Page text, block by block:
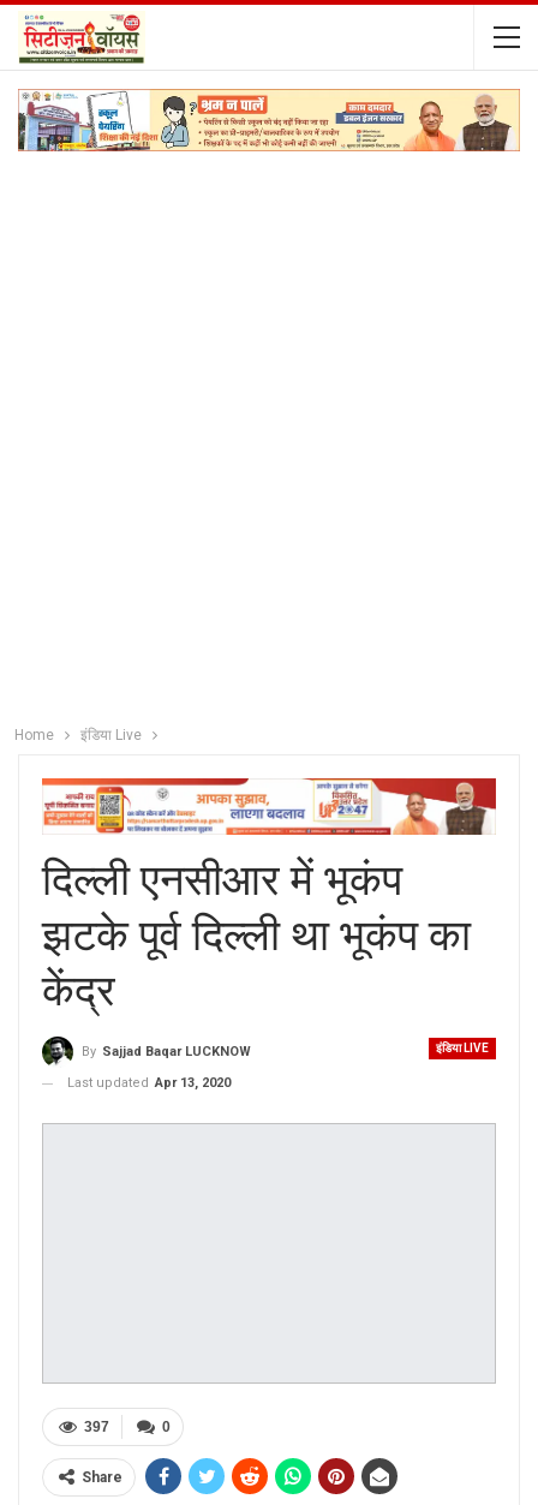
Home इंडिया Live
दिल्ली एनसीआर में भूकंप
झटके पूर्व दिल्ली था भूकंप का
केंद्र
इंडिया LIVE
By Sajjad Baqar LUCKNOW
Last updated Apr 13, 2020
0
397
Share